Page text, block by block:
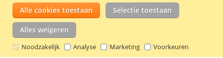
Alle cookies toestaan Selectie toestaan
Alles weigeren
Noodzakelijk Analyse Marketing Voorkeuren
iPhone 6(S) Plus hoesje rood
€ 7,95
Incl. 21% BTW
In Winkelwagen